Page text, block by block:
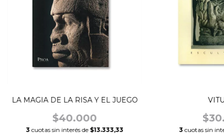
LA MAGIA DE LA RISA Y EL JUEGO
$40.000
3 cuotas sin interés de $13.333,33 3 cuotas sin